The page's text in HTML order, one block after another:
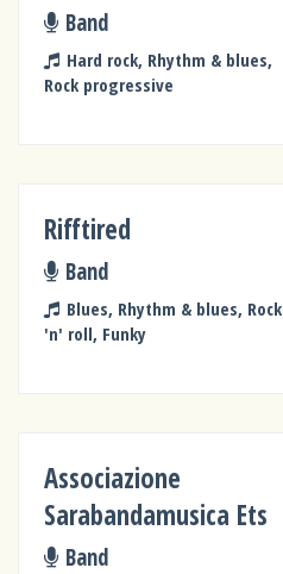
Band
Hard rock, Rhythm & blues,
Rock progressive
Rifftired
Band
Blues, Rhythm & blues, Rock
'n' roll, Funky
Associazione
Sarabandamusica Ets
Band